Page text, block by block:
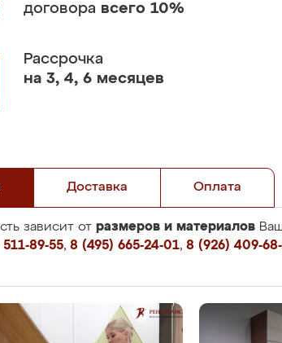
договора всего 10%
Рассрочка
на 3, 4, 6 месяцев
Доставка Оплата
зависит от размеров и материалов
89-55, 8 (495) 665-24-01, 8 (926) 409-